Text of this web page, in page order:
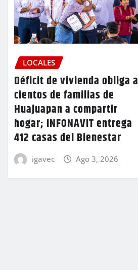
LOCALES
Déficit de vivienda obliga a
cientos de familias de
Huajuapan a compartir
hogar; INFONAVIT entrega
412 casas del Bienestar
igavec Ago 3, 2026